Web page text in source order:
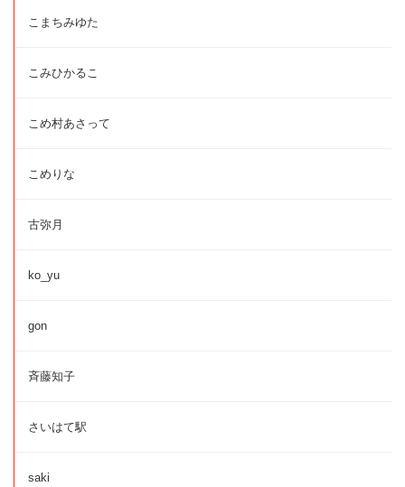
こまちみゆた
こみひかるこ
こめ村あさって
こめりな
古弥月
ko_yu
gon
斉藤知子
さいはて駅
saki